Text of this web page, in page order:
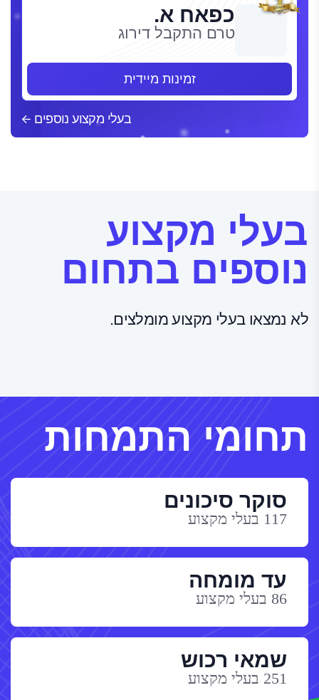
כפאח א.
טרם התקבל דירוג
זמינות מיידית
בעלי מקצוע נוספים
בעלי מקצוע
נוספים בתחום
לא נמצאו בעלי מקצוע מומלצים.
תחומי התמחות
סוקר סיכונים
117 בעלי מקצוע
עד מומחה
86 בעלי מקצוע
שמאי רכוש
251 בעלי מקצוע